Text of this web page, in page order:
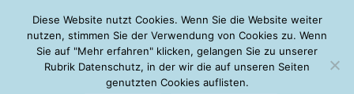
Friday, 07.08.2026
Mein Account
About Autoren Leseempfehlungen FAQ
Diese Website nutzt Cookies. Wenn Sie die Website weiter
nutzen, stimmen Sie der Verwendung von Cookies zu. Wenn
Sie auf "Mehr erfahren" klicken, gelangen Sie zu unserer
Rubrik Datenschutz, in der wir die auf unseren Seiten
genutzten Cookies auflisten.